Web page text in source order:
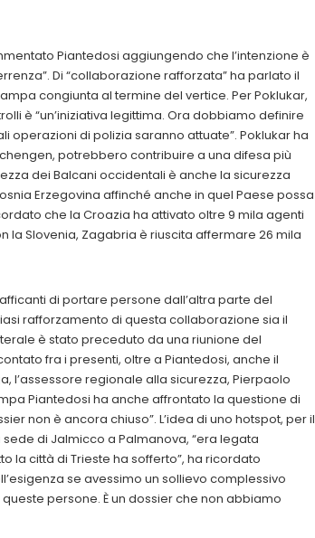
Piantedosi aggiungendo che l’intenzione è
Di “collaborazione rafforzata” ha parlato il
congiunta al termine del vertice. Per Poklukar,
è “un’iniziativa legittima. Ora dobbiamo definire
di polizia saranno attuate”. Poklukar ha
potrebbero contribuire a una difesa più
dei Balcani occidentali è anche la sicurezza
Erzegovina affinché anche in quel Paese possa
che la Croazia ha attivato oltre 9 mila agenti
la Slovenia, Zagabria è riuscita affermare 26 mila
di portare persone dall’altra parte del
rafforzamento di questa collaborazione sia il
è stato preceduto da una riunione del
fra i presenti, oltre a Piantedosi, anche il
l’assessore regionale alla sicurezza, Pierpaolo
Piantedosi ha anche affrontato la questione di
non è ancora chiuso”. L’idea di uno hotspot, per il
di Jalmicco a Palmanova, “era legata
la città di Trieste ha sofferto”, ha ricordato
se avessimo un sollievo complessivo
persone. È un dossier che non abbiamo